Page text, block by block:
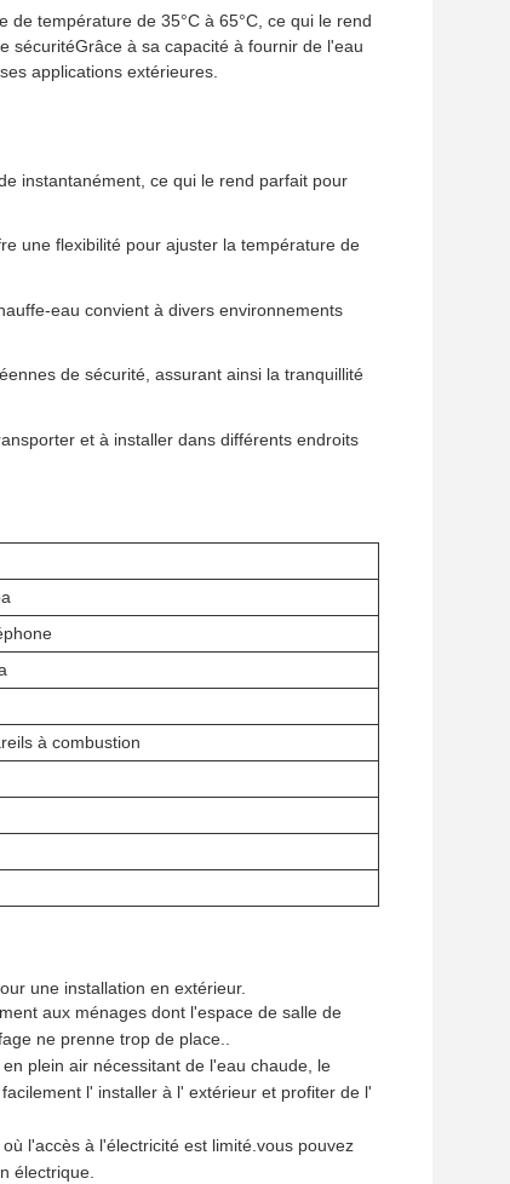
température de 35°C à 65°C, ce qui le rend
sécuritéGrâce à sa capacité à fournir de l'eau
applications extérieures.
instantanément, ce qui le rend parfait pour
une flexibilité pour ajuster la température de
eau convient à divers environnements
de sécurité, assurant ainsi la tranquillité
et à installer dans différents endroits
à combustion
une installation en extérieur.
aux ménages dont l'espace de salle de
ne prenne trop de place..
plein air nécessitant de l'eau chaude, le
l' installer à l' extérieur et profiter de l'
l'accès à l'électricité est limité.vous pouvez
électrique.